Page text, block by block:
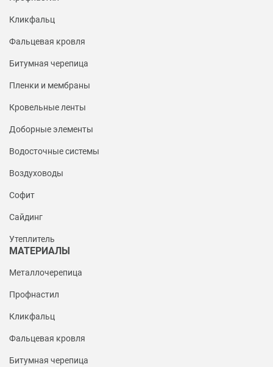
Кликфальц
Фальцевая кровля
Битумная черепица
Пленки и мембраны
Кровельные ленты
Доборные элементы
Водосточные системы
Воздуховоды
Софит
Сайдинг
Утеплитель
МАТЕРИАЛЫ
Металлочерепица
Профнастил
Кликфальц
Фальцевая кровля
Битумная черепица